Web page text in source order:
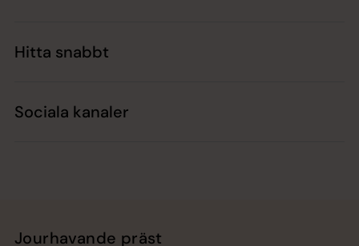
Hitta snabbt
Sociala kanaler
Jourhavande präst